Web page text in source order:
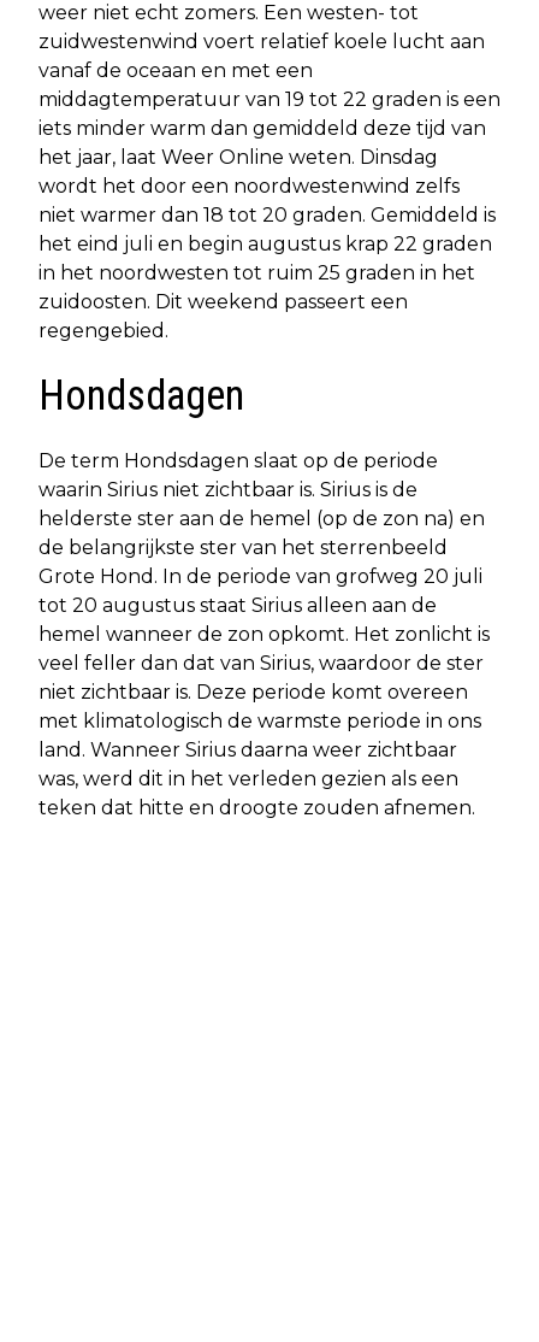
weer niet echt zomers. Een westen- tot
zuidwestenwind voert relatief koele lucht aan
vanaf de oceaan en met een
middagtemperatuur van 19 tot 22 graden is een
iets minder warm dan gemiddeld deze tijd van
het jaar, laat Weer Online weten. Dinsdag
wordt het door een noordwestenwind zelfs
niet warmer dan 18 tot 20 graden. Gemiddeld is
het eind juli en begin augustus krap 22 graden
in het noordwesten tot ruim 25 graden in het
zuidoosten. Dit weekend passeert een
regengebied.
Hondsdagen
De term Hondsdagen slaat op de periode
waarin Sirius niet zichtbaar is. Sirius is de
helderste ster aan de hemel (op de zon na) en
de belangrijkste ster van het sterrenbeeld
Grote Hond. In de periode van grofweg 20 juli
tot 20 augustus staat Sirius alleen aan de
hemel wanneer de zon opkomt. Het zonlicht is
veel feller dan dat van Sirius, waardoor de ster
niet zichtbaar is. Deze periode komt overeen
met klimatologisch de warmste periode in ons
land. Wanneer Sirius daarna weer zichtbaar
was, werd dit in het verleden gezien als een
teken dat hitte en droogte zouden afnemen.